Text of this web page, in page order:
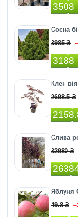
3508
Сосна
3985 ₴
3188
Клен
2698.5 ₴
Слива
32980 ₴
Яблуня
49.8 ₴